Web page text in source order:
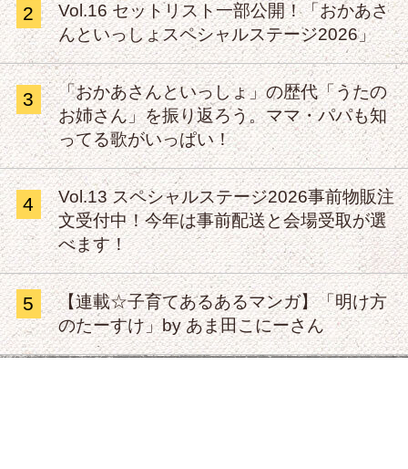
2
Vol.16 セットリスト一部公開！「おかあさ
んといっしょスペシャルステージ2026」
3
「おかあさんといっしょ」の歴代「うたの
お姉さん」を振り返ろう。ママ・パパも知
ってる歌がいっぱい！
4
Vol.13 スペシャルステージ2026事前物販注
文受付中！今年は事前配送と会場受取が選
べます！
5
【連載☆子育てあるあるマンガ】「明け方
のたーすけ」by あま田こにーさん